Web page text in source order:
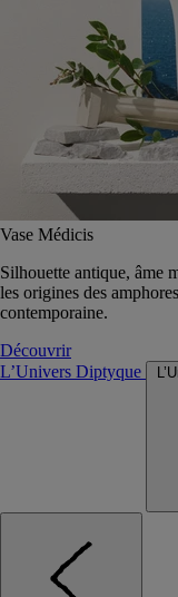
Vase Médicis
Silhouette antique, âme
les origines des
contemporaine.
Découvrir
L’Univers Diptyque